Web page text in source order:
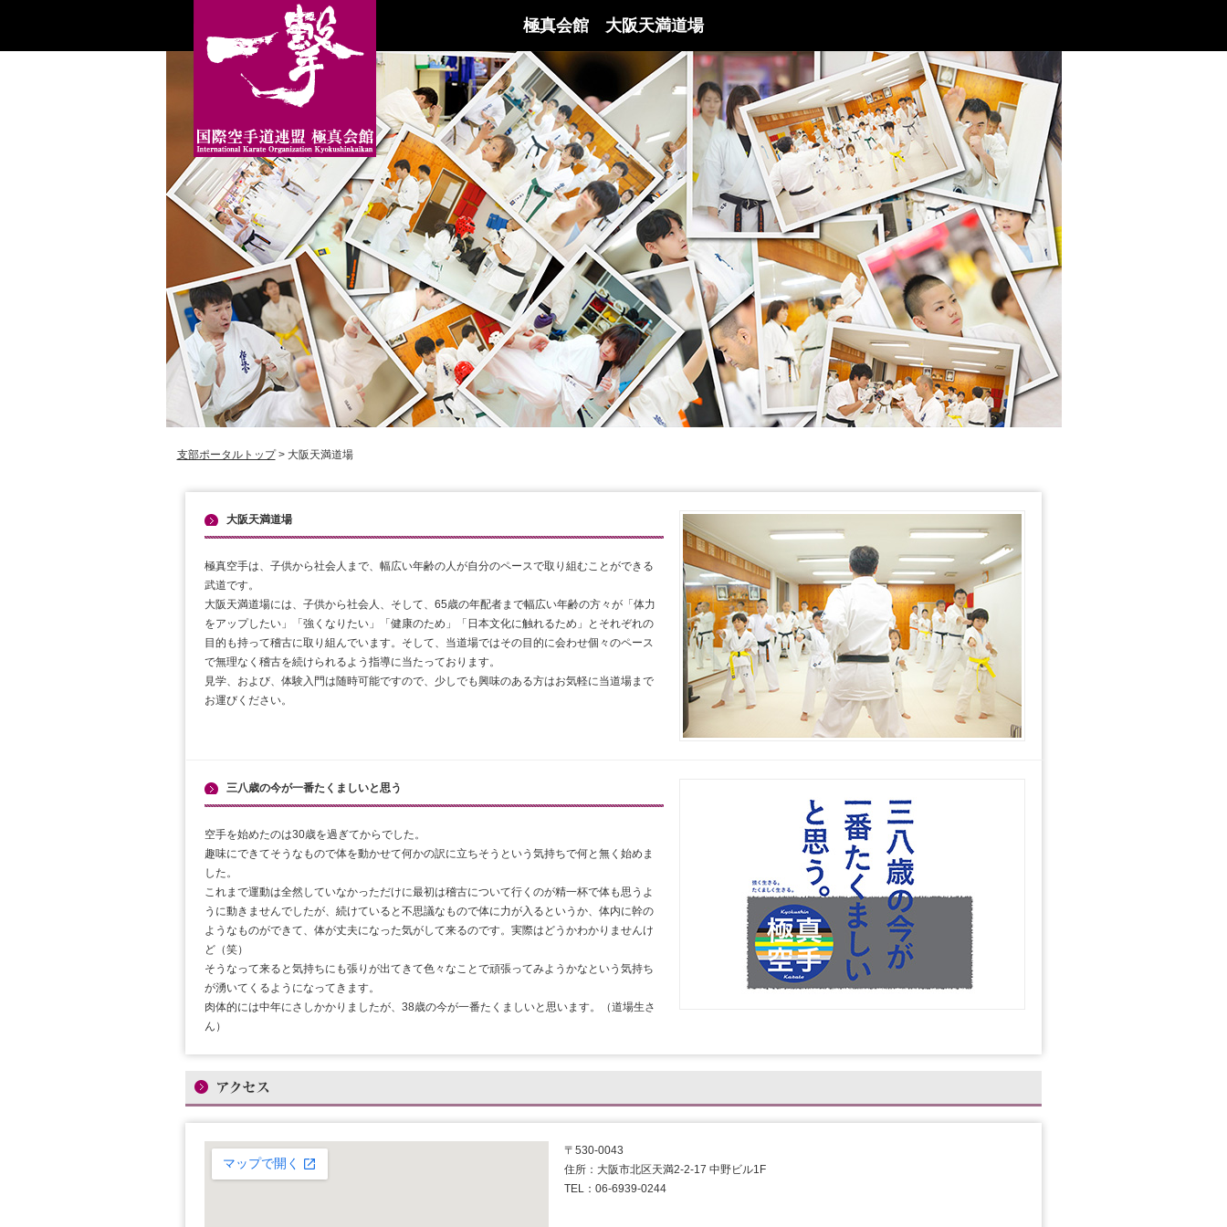
極真会館 大阪天満道場
支部ポータルトップ> 大阪天満道場
大阪天満道場
極真空手は、子供から社会人まで、幅広い年齢の人が自分のペースで取り組むことができる
武道です。
大阪天満道場には、子供から社会人、そして、65歳の年配者まで幅広い年齢の方々が「体力
をアップしたい」「強くなりたい」「健康のため」「日本文化に触れるため」とそれぞれの
目的も持って稽古に取り組んでいます。そして、当道場ではその目的に会わせ個々のペース
で無理なく稽古を続けられるよう指導に当たっております。
見学、および、体験入門は随時可能ですので、少しでも興味のある方はお気軽に当道場まで
お運びください。
三八歳の今が一番たくましいと思う
空手を始めたのは30歳を過ぎてからでした。
趣味にできてそうなもので体を動かせて何かの訳に立ちそうという気持ちで何と無く始めま
した。
これまで運動は全然していなかっただけに最初は稽古について行くのが精一杯で体も思うよ
うに動きませんでしたが、続けていると不思議なもので体に力が入るというか、体内に幹の
ようなものができて、体が丈夫になった気がして来るのです。実際はどうかわかりませんけ
ど（笑）
そうなって来ると気持ちにも張りが出てきて色々なことで頑張ってみようかなという気持ち
が湧いてくるようになってきます。
肉体的には中年にさしかかりましたが、38歳の今が一番たくましいと思います。（道場生さ
ん）
〒530-0043
住所：大阪市北区天満2-2-17 中野ビル1F
TEL：06-6939-0244